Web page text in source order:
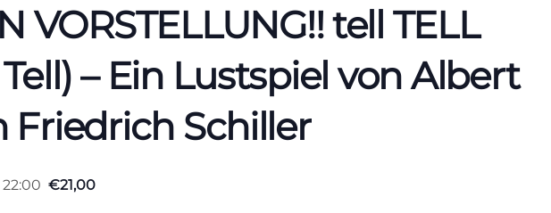
VORSTELLUNG!! tell TELL
– Ein Lustspiel von Albert
Friedrich Schiller
22:00 €21,00